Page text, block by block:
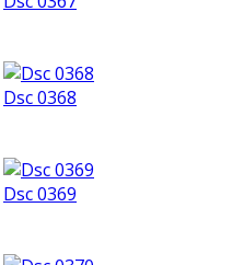
Dsc 0368
Dsc 0369